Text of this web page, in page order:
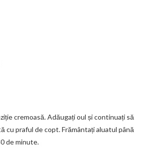
cremoasă. Adăugați oul și continuați să
cu praful de copt. Frământați aluatul până
de minute.